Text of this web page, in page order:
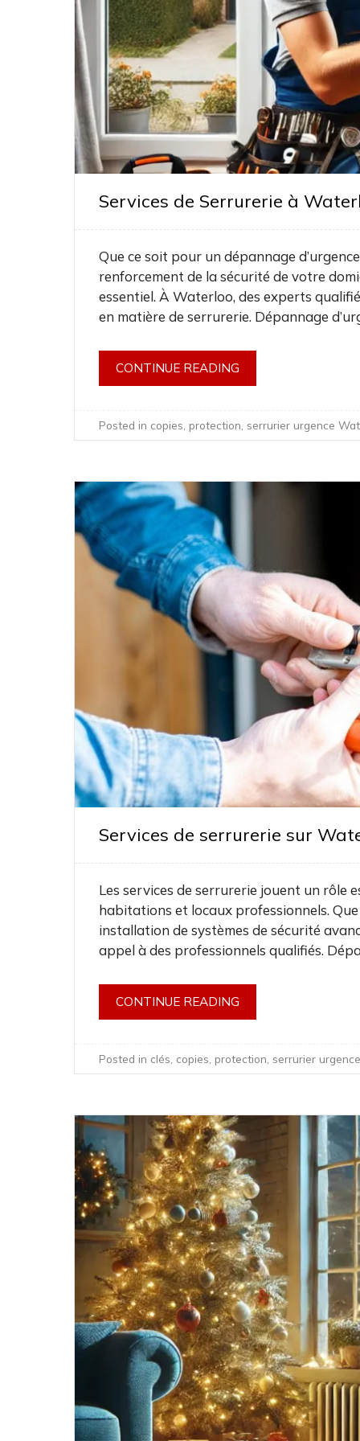
Services de Serrurerie à
Que ce soit pour un dépannage
renforcement de la sécurité de votre
essentiel. À Waterloo, des experts
en matière de serrurerie. Dépannage
CONTINUE READING
Posted in copies protection serrurier urgence
Services de serrurerie sur
Les services de serrurerie jouent un rôle
habitations et locaux professionnels.
installation de systèmes de sécurité
appel à des professionnels qualifiés.
CONTINUE READING
Posted in clés copies protection serrurier